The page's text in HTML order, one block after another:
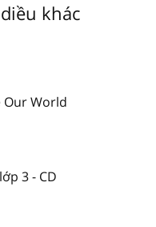
khác
Our World
3 - CD